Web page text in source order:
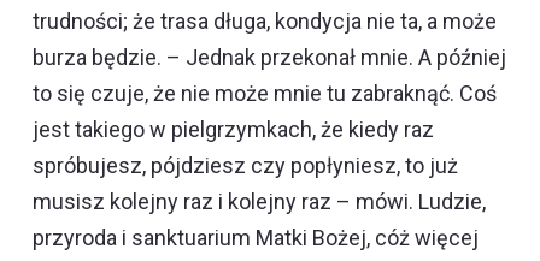
trudności; że trasa długa, kondycja nie ta, a może
burza będzie. – Jednak przekonał mnie. A później
to się czuje, że nie może mnie tu zabraknąć. Coś
jest takiego w pielgrzymkach, że kiedy raz
spróbujesz, pójdziesz czy popłyniesz, to już
musisz kolejny raz i kolejny raz – mówi. Ludzie,
przyroda i sanktuarium Matki Bożej, cóż więcej